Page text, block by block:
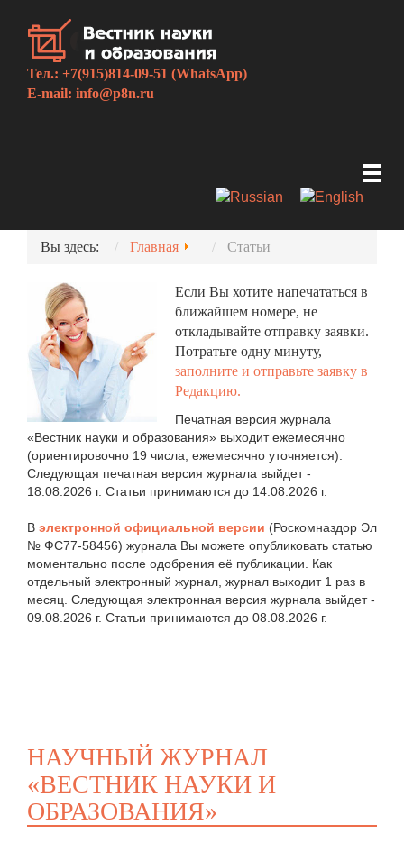
Тел.: +7(915)814-09-51 (WhatsApp)
E-mail: info@p8n.ru
Вы здесь: Главная Статьи
Если Вы хотите напечататься в
ближайшем номере, не
откладывайте отправку заявки.
Потратьте одну минуту,
заполните и отправьте заявку в
Редакцию.
Печатная версия журнала
«Вестник науки и образования» выходит ежемесячно
(ориентировочно 19 числа, ежемесячно уточняется).
Следующая печатная версия журнала выйдет -
18.08.2026 г. Статьи принимаются до 14.08.2026 г.
В электронной официальной версии (Роскомназдор Эл
№ ФС77-58456) журнала Вы можете опубликовать статью
моментально после одобрения её публикации. Как
отдельный электронный журнал, журнал выходит 1 раз в
месяц. Следующая электронная версия журнала выйдет -
09.08.2026 г. Статьи принимаются до 08.08.2026 г.
НАУЧНЫЙ ЖУРНАЛ
«ВЕСТНИК НАУКИ И
ОБРАЗОВАНИЯ»